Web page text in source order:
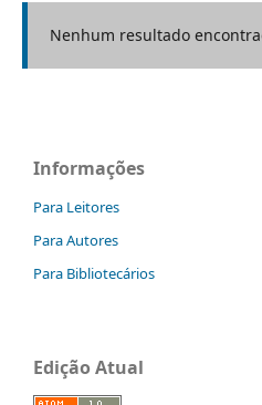
Nenhum resultado
Informações
Para Leitores
Para Autores
Para Bibliotecários
Edição Atual